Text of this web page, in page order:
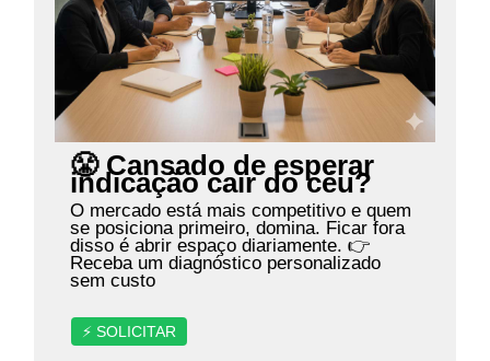
😤 Cansado de esperar
indicação cair do céu?
O mercado está mais competitivo e quem
se posiciona primeiro, domina. Ficar fora
disso é abrir espaço diariamente. 👉
Receba um diagnóstico personalizado
sem custo
⚡ SOLICITAR